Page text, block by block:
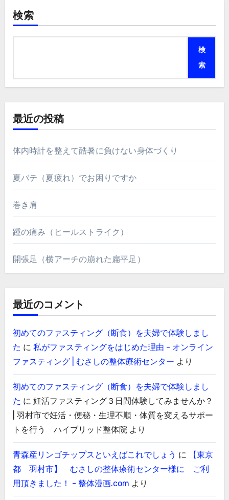
検索
検
索
最近の投稿
体内時計を整えて酷暑に負けない身体づくり
夏バテ（夏疲れ）でお困りですか
巻き肩
踵の痛み（ヒールストライク）
開張足（横アーチの崩れた扁平足）
最近のコメント
初めてのファスティング（断食）を夫婦で体験しまし
た に 私がファスティングをはじめた理由 - オンライン
ファスティング | むさしの整体療術センター より
初めてのファスティング（断食）を夫婦で体験しまし
た に 妊活ファスティング３日間体験してみませんか？
| 羽村市で妊活・便秘・生理不順・体質を変えるサポー
トを行う ハイブリッド整体院より
青森産リンゴチップスといえばこれでしょう に
【東京
都 羽村市】 むさしの整体療術センター様に ご利
用頂きました！ - 整体漫画.com より